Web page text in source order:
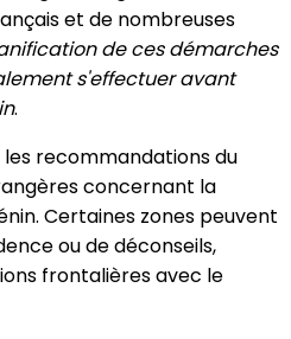
et de nombreuses
de ces démarches
s'effectuer avant
.
recommandations du
concernant la
Certaines zones peuvent
ou de déconseils,
frontalières avec le